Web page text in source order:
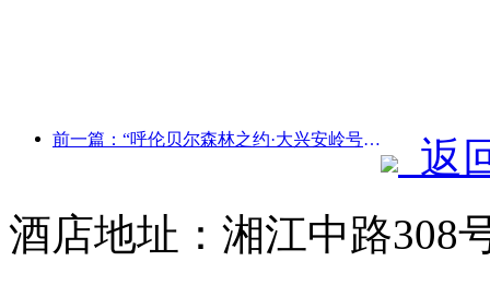
前一篇：“呼伦贝尔森林之约·大兴安岭号--星光列车·天翼之旅”旅游专列首发
返
酒店地址：湘江中路308